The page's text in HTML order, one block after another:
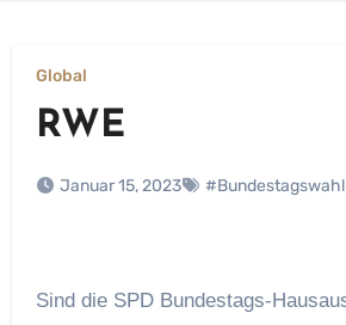
Global
RWE
Januar 15, 2023 #Bundestagswahl
Sind die SPD Bundestags-Hausausweise für die